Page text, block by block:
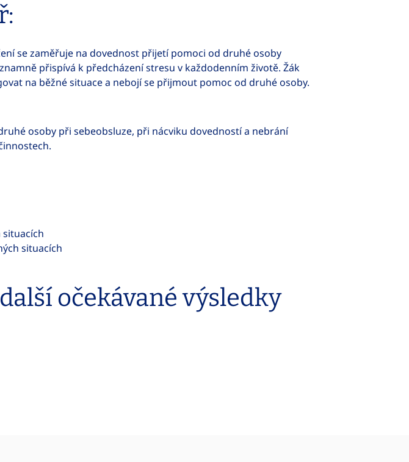
se zaměřuje na dovednost přijetí pomoci od druhé osoby
přispívá k předcházení stresu v každodenním životě. Žák
na běžné situace a nebojí se přijmout pomoc od druhé osoby.
osoby při sebeobsluze, při nácviku dovedností a nebrání
situacích
situacích
očekávané výsledky